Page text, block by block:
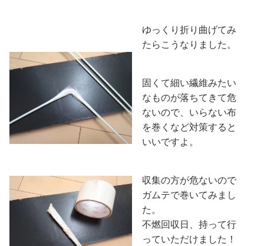
ゆっくり折り曲げてみ
たらこうなりました。
固くて細い繊維みたい
なものが落ちてきて危
ないので、いらない布
を巻くなど対策すると
いいですよ。
収集の方が危ないので
ガムテで巻いてみまし
た。
不燃回収日、持って行
っていただけました！